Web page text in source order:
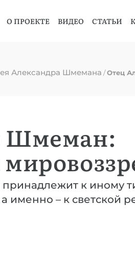
О ПРОЕКТЕ ВИДЕО СТАТЬИ
Александра Шмемана /Отец
Шмеман:
к иному
именно – к светской